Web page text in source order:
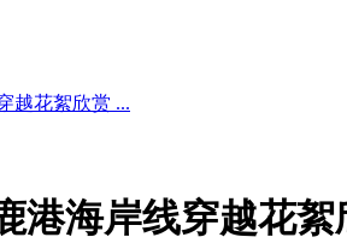
越花絮欣赏 ...
港海岸线穿越花絮